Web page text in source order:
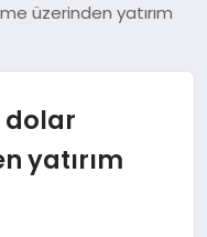
üzerinden yatırım
dolar
yatırım